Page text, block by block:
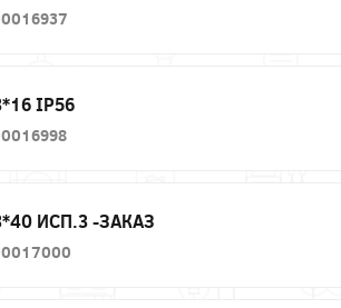
IP56
ИСП.3 -ЗАКАЗ